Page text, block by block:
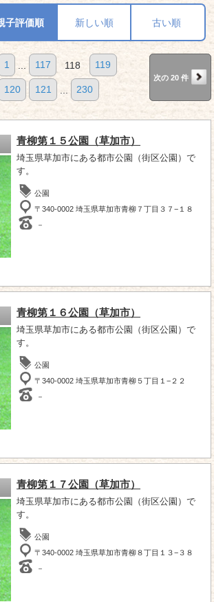
子評価順 新しい順 古い順
1 117 118 119
120 121 ... 230
次の 20 件
青柳第１５公園（草加市）
埼玉県草加市にある都市公園（街区公園）で
す。
公園
〒340-0002 埼玉県草加市青柳７丁目３７−１８
－
青柳第１６公園（草加市）
埼玉県草加市にある都市公園（街区公園）で
す。
公園
〒340-0002 埼玉県草加市青柳５丁目１−２２
－
青柳第１７公園（草加市）
埼玉県草加市にある都市公園（街区公園）で
す。
公園
〒340-0002 埼玉県草加市青柳８丁目１３−３８
－